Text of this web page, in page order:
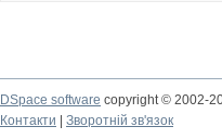
DSpace software copyright © 2002-
Контакти
Зворотній зв'язок